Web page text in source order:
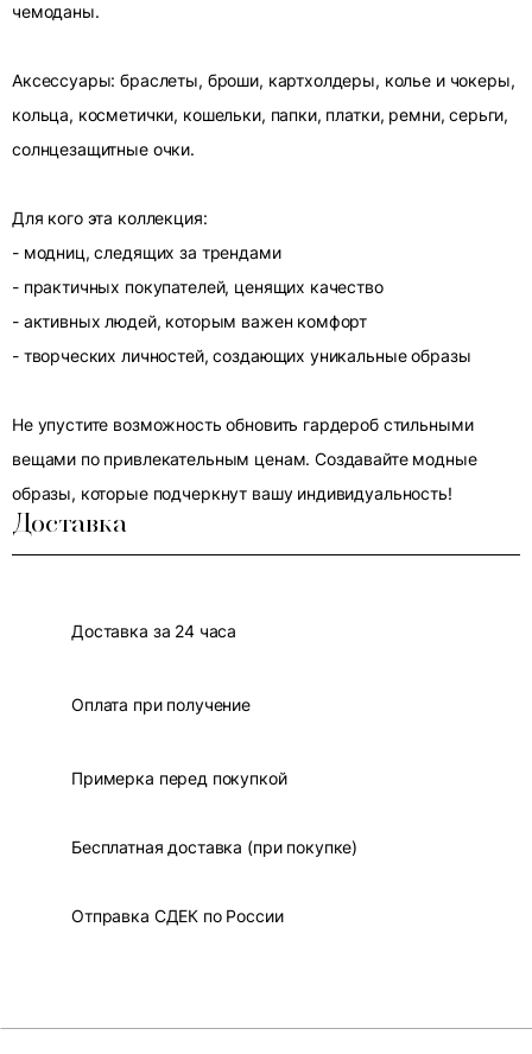
чемоданы.
Аксессуары: браслеты, броши, картхолдеры, колье и чокеры,
кольца, косметички, кошельки, папки, платки, ремни, серьги,
солнцезащитные очки.
Для кого эта коллекция:
- модниц, следящих за трендами
- практичных покупателей, ценящих качество
- активных людей, которым важен комфорт
- творческих личностей, создающих уникальные образы
Не упустите возможность обновить гардероб стильными
вещами по привлекательным ценам. Создавайте модные
образы, которые подчеркнут вашу индивидуальность!
Доставка
Доставка за 24 часа
Оплата при получение
Примерка перед покупкой
Бесплатная доставка (при покупке)
Отправка СДЕК по России